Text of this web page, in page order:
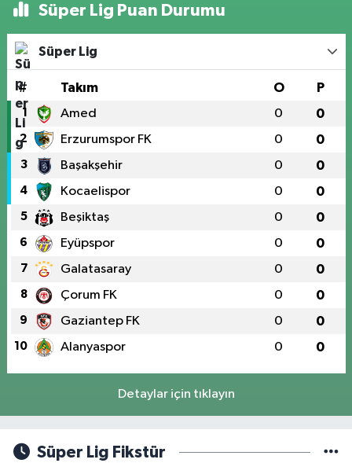
Süper Lig Puan Durumu
Süper Lig
# Takım O P
1 Amed 0 0
2 Erzurumspor FK 0 0
3 Başakşehir 0 0
4 Kocaelispor 0 0
5 Beşiktaş 0 0
6 Eyüpspor 0 0
7 Galatasaray 0 0
8 Çorum FK 0 0
9 Gaziantep FK 0 0
10 Alanyaspor 0 0
Detaylar için tıklayın
Süper Lig Fikstür